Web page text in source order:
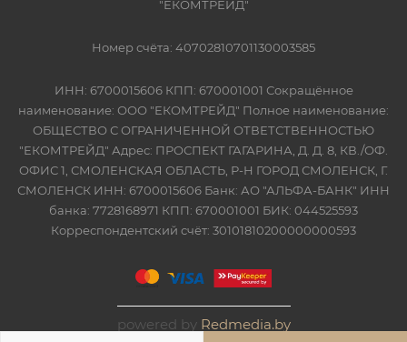
"ЕКОМТРЕЙД"
Номер счёта: 40702810701130003585
ИНН: 6700015606 КПП: 670001001 Сокращённое
наименование: ООО "ЕКОМТРЕЙД" Полное наименование:
ОБЩЕСТВО С ОГРАНИЧЕННОЙ ОТВЕТСТВЕННОСТЬЮ
"ЕКОМТРЕЙД" Адрес: ПРОСПЕКТ ГАГАРИНА, Д. Д. 8, КВ./ОФ.
ОФИС 1, СМОЛЕНСКАЯ ОБЛАСТЬ, Р-Н ГОРОД СМОЛЕНСК, Г.
СМОЛЕНСК ИНН: 6700015606 Банк: АО "АЛЬФА-БАНК" ИНН
банка: 7728168971 КПП: 670001001 БИК: 044525593
Корреспондентский счёт: 30101810200000000593
powered by Redmedia.by